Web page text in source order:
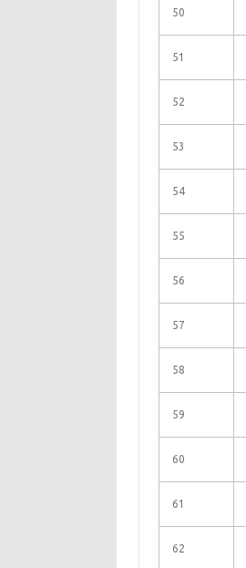
50
51
52
53
54
55
56
57
58
59
60
61
62